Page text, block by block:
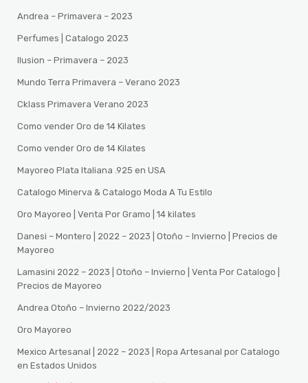
Andrea – Primavera – 2023
Perfumes | Catalogo 2023
Ilusion – Primavera – 2023
Mundo Terra Primavera – Verano 2023
Cklass Primavera Verano 2023
Como vender Oro de 14 Kilates
Como vender Oro de 14 Kilates
Mayoreo Plata Italiana .925 en USA
Catalogo Minerva & Catalogo Moda A Tu Estilo
Oro Mayoreo | Venta Por Gramo | 14 kilates
Danesi – Montero | 2022 – 2023 | Otoño – Invierno | Precios de
Mayoreo
Lamasini 2022 – 2023 | Otoño – Invierno | Venta Por Catalogo |
Precios de Mayoreo
Andrea Otoño – Invierno 2022/2023
Oro Mayoreo
Mexico Artesanal | 2022 – 2023 | Ropa Artesanal por Catalogo
en Estados Unidos